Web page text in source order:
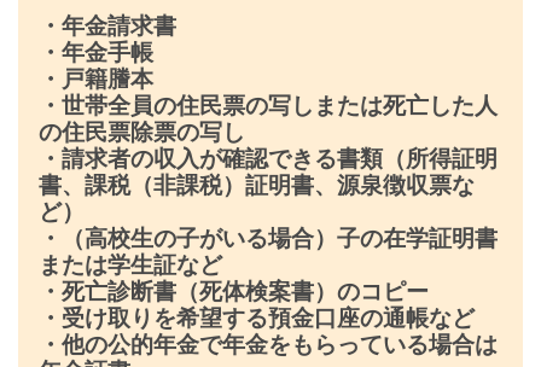
・年金請求書
・年金手帳
・戸籍謄本
・世帯全員の住民票の写しまたは死亡した人
の住民票除票の写し
・請求者の収入が確認できる書類（所得証明
書、課税（非課税）証明書、源泉徴収票な
ど）
・（高校生の子がいる場合）子の在学証明書
または学生証など
・死亡診断書（死体検案書）のコピー
・受け取りを希望する預金口座の通帳など
・他の公的年金で年金をもらっている場合は